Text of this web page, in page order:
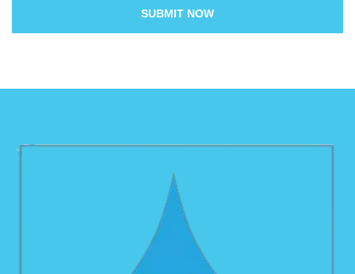
SUBMIT NOW